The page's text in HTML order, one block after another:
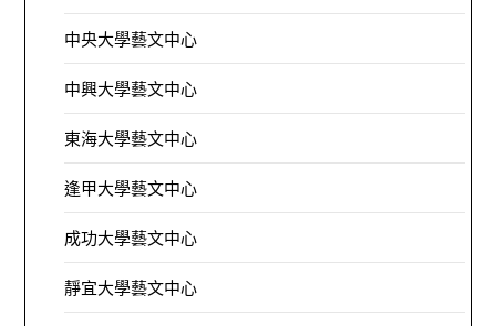
中央大學藝文中心
中興大學藝文中心
東海大學藝文中心
逢甲大學藝文中心
成功大學藝文中心
靜宜大學藝文中心